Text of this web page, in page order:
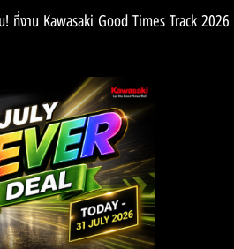
! ที่งาน Kawasaki Good Times Track 2026